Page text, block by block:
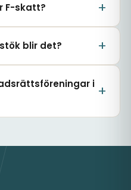
F-skatt?
blir det?
i